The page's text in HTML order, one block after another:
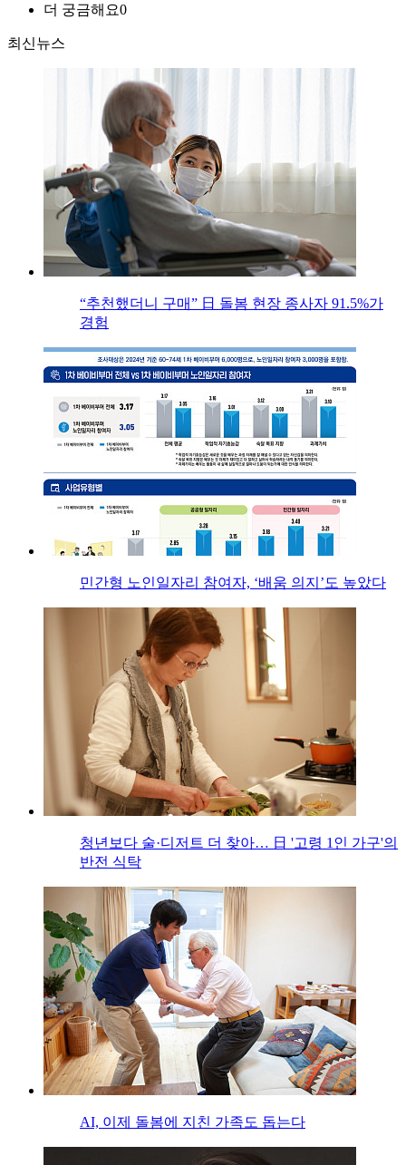
더 궁금해요0
최신뉴스
“추천했더니 구매” 日 돌봄 현장 종사자 91.5%가
경험
민간형 노인일자리 참여자, ‘배움 의지’도 높았다
청년보다 술·디저트 더 찾아… 日 '고령 1인 가구'의
반전 식탁
AI, 이제 돌봄에 지친 가족도 돕는다